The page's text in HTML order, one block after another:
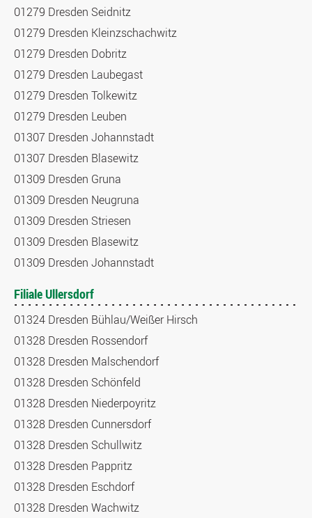
01279 Dresden Seidnitz
01279 Dresden Kleinzschachwitz
01279 Dresden Dobritz
01279 Dresden Laubegast
01279 Dresden Tolkewitz
01279 Dresden Leuben
01307 Dresden Johannstadt
01307 Dresden Blasewitz
01309 Dresden Gruna
01309 Dresden Neugruna
01309 Dresden Striesen
01309 Dresden Blasewitz
01309 Dresden Johannstadt
Filiale Ullersdorf
01324 Dresden Bühlau/Weißer Hirsch
01328 Dresden Rossendorf
01328 Dresden Malschendorf
01328 Dresden Schönfeld
01328 Dresden Niederpoyritz
01328 Dresden Cunnersdorf
01328 Dresden Schullwitz
01328 Dresden Pappritz
01328 Dresden Eschdorf
01328 Dresden Wachwitz